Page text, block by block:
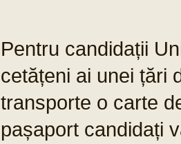
Pentru candidații
cetățeni ai unei țări
transporte o carte
pașaport candidați